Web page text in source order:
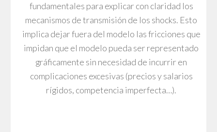
fundamentales para explicar con claridad los
mecanismos de transmisión de los shocks. Esto
implica dejar fuera del modelo las fricciones que
impidan que el modelo pueda ser representado
gráficamente sin necesidad de incurrir en
complicaciones excesivas (precios y salarios
rígidos, competencia imperfecta…).